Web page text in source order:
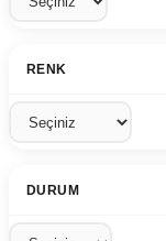
RENK
DURUM